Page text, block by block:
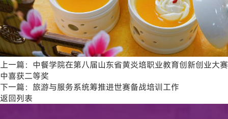
上一篇： 中餐学院在第八届山东省黄炎培职业教育创新创业大赛
中喜获二等奖
下一篇： 旅游与服务系统筹推进世赛备战培训工作
返回列表